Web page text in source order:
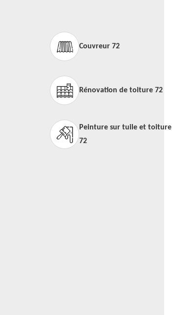
Couvreur 72
Rénovation de toiture 72
Peinture sur tuile et toiture
72